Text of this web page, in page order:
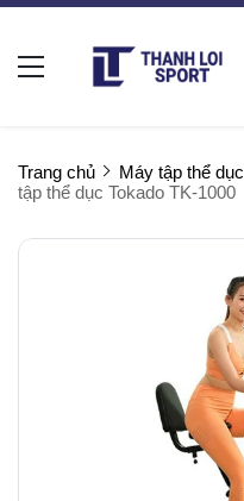
Trang chủ Máy tập thể dục
tập thể dục Tokado TK-1000